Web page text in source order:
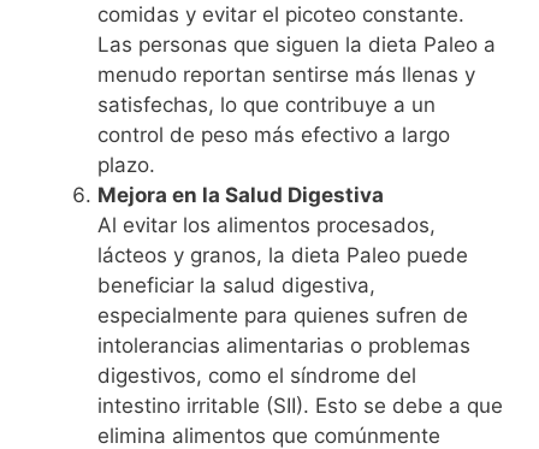
comidas y evitar el picoteo constante.
Las personas que siguen la dieta Paleo a
menudo reportan sentirse más llenas y
satisfechas, lo que contribuye a un
control de peso más efectivo a largo
plazo.
Mejora en la Salud Digestiva
Al evitar los alimentos procesados,
lácteos y granos, la dieta Paleo puede
beneficiar la salud digestiva,
especialmente para quienes sufren de
intolerancias alimentarias o problemas
digestivos, como el síndrome del
intestino irritable (SII). Esto se debe a que
elimina alimentos que comúnmente